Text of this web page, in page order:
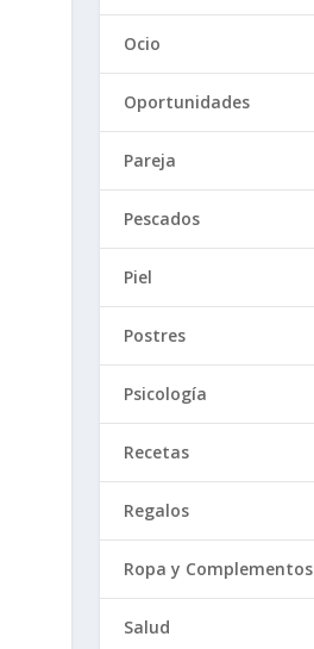
Ocio
Oportunidades
Pareja
Pescados
Piel
Postres
Psicología
Recetas
Regalos
Ropa y Complementos
Salud